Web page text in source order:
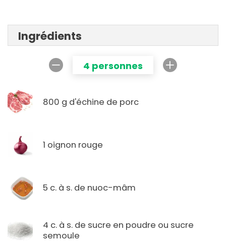
Ingrédients
4 personnes
800 g d'échine de porc
1 oignon rouge
5 c. à s. de nuoc-mâm
4 c. à s. de sucre en poudre ou sucre
semoule